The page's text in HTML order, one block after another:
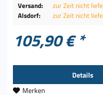
Versand:
zur Zeit nicht
Alsdorf:
zur Zeit nicht
105,90 € *
Details
Merken